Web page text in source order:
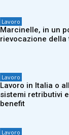
Lavoro
Marcinelle, in un
rievocazione
Lavoro
Lavoro in Italia o
sistemi retributivi
benefit
Lavoro